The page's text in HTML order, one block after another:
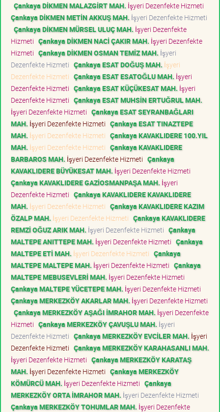
Çankaya DİKMEN MALAZGİRT MAH. İşyeri Dezenfekte Hizmeti
Çankaya DİKMEN METİN AKKUŞ MAH. İşyeri Dezenfekte Hizmeti
Çankaya DİKMEN MÜRSEL ULUÇ MAH. İşyeri Dezenfekte
Hizmeti Çankaya DİKMEN NACİ ÇAKIR MAH. İşyeri Dezenfekte
Hizmeti Çankaya DİKMEN OSMAN TEMİZ MAH. İşyeri
Dezenfekte Hizmeti Çankaya ESAT DOĞUŞ MAH. İşyeri
Dezenfekte Hizmeti Çankaya ESAT ESATOĞLU MAH. İşyeri
Dezenfekte Hizmeti Çankaya ESAT KÜÇÜKESAT MAH. İşyeri
Dezenfekte Hizmeti Çankaya ESAT MUHSİN ERTUĞRUL MAH.
İşyeri Dezenfekte Hizmeti Çankaya ESAT SEYRANBAĞLARI
MAH. İşyeri Dezenfekte Hizmeti Çankaya ESAT TINAZTEPE
MAH. İşyeri Dezenfekte Hizmeti Çankaya KAVAKLIDERE 100.YIL
MAH. İşyeri Dezenfekte Hizmeti Çankaya KAVAKLIDERE
BARBAROS MAH. İşyeri Dezenfekte Hizmeti Çankaya
KAVAKLIDERE BÜYÜKESAT MAH. İşyeri Dezenfekte Hizmeti
Çankaya KAVAKLIDERE GAZİOSMANPAŞA MAH. İşyeri
Dezenfekte Hizmeti Çankaya KAVAKLIDERE KAVAKLIDERE
MAH. İşyeri Dezenfekte Hizmeti Çankaya KAVAKLIDERE KAZIM
ÖZALP MAH. İşyeri Dezenfekte Hizmeti Çankaya KAVAKLIDERE
REMZİ OĞUZ ARIK MAH. İşyeri Dezenfekte Hizmeti Çankaya
MALTEPE ANITTEPE MAH. İşyeri Dezenfekte Hizmeti Çankaya
MALTEPE ETİ MAH. İşyeri Dezenfekte Hizmeti Çankaya
MALTEPE MALTEPE MAH. İşyeri Dezenfekte Hizmeti Çankaya
MALTEPE MEBUSEVLERİ MAH. İşyeri Dezenfekte Hizmeti
Çankaya MALTEPE YÜCETEPE MAH. İşyeri Dezenfekte Hizmeti
Çankaya MERKEZKÖY AKARLAR MAH. İşyeri Dezenfekte Hizmeti
Çankaya MERKEZKÖY AŞAĞI İMRAHOR MAH. İşyeri Dezenfekte
Hizmeti Çankaya MERKEZKÖY ÇAVUŞLU MAH. İşyeri
Dezenfekte Hizmeti Çankaya MERKEZKÖY EVCİLER MAH. İşyeri
Dezenfekte Hizmeti Çankaya MERKEZKÖY KARAHASANLI MAH.
İşyeri Dezenfekte Hizmeti Çankaya MERKEZKÖY KARATAŞ
MAH. İşyeri Dezenfekte Hizmeti Çankaya MERKEZKÖY
KÖMÜRCÜ MAH. İşyeri Dezenfekte Hizmeti Çankaya
MERKEZKÖY ORTA İMRAHOR MAH. İşyeri Dezenfekte Hizmeti
Çankaya MERKEZKÖY TOHUMLAR MAH. İşyeri Dezenfekte